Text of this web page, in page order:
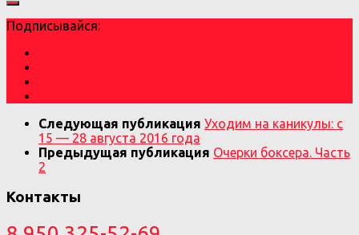
Подписывайся:
Следующая публикация Уходим на каникулы: с
15 — 28 августа 2016 года
Предыдущая публикация Очерки боксера. Часть
2
Контакты